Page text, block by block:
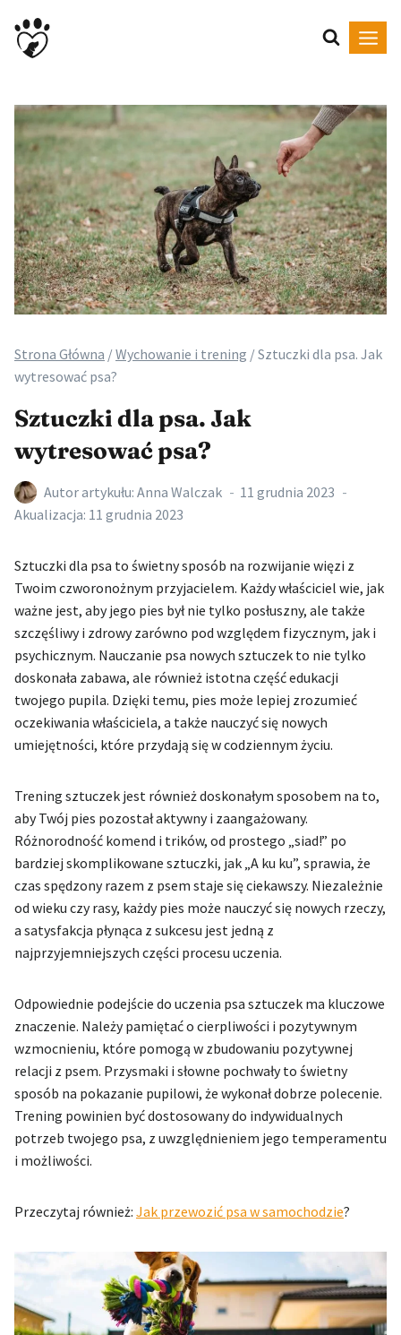
treści
Strona Główna /Wychowanie i trening /Sztuczki dla psa. Jak
wytresować psa?
Sztuczki dla psa. Jak
wytresować psa?
Autor artykułu: Anna Walczak
11 grudnia 2023
Akualizacja: 11 grudnia 2023
Sztuczki dla psa to świetny sposób na rozwijanie więzi z
Twoim czworonożnym przyjacielem. Każdy właściciel wie, jak
ważne jest, aby jego pies był nie tylko posłuszny, ale także
szczęśliwy i zdrowy zarówno pod względem fizycznym, jak i
psychicznym. Nauczanie psa nowych sztuczek to nie tylko
doskonała zabawa, ale również istotna część edukacji
twojego pupila. Dzięki temu, pies może lepiej zrozumieć
oczekiwania właściciela, a także nauczyć się nowych
umiejętności, które przydają się w codziennym życiu.
Trening sztuczek jest również doskonałym sposobem na to,
aby Twój pies pozostał aktywny i zaangażowany.
Różnorodność komend i trików, od prostego „siad!” po
bardziej skomplikowane sztuczki, jak „A ku ku”, sprawia, że
czas spędzony razem z psem staje się ciekawszy. Niezależnie
od wieku czy rasy, każdy pies może nauczyć się nowych rzeczy,
a satysfakcja płynąca z sukcesu jest jedną z
najprzyjemniejszych części procesu uczenia.
Odpowiednie podejście do uczenia psa sztuczek ma kluczowe
znaczenie. Należy pamiętać o cierpliwości i pozytywnym
wzmocnieniu, które pomogą w zbudowaniu pozytywnej
relacji z psem. Przysmaki i słowne pochwały to świetny
sposób na pokazanie pupilowi, że wykonał dobrze polecenie.
Trening powinien być dostosowany do indywidualnych
potrzeb twojego psa, z uwzględnieniem jego temperamentu
i możliwości.
Przeczytaj również: Jak przewozić psa w samochodzie?